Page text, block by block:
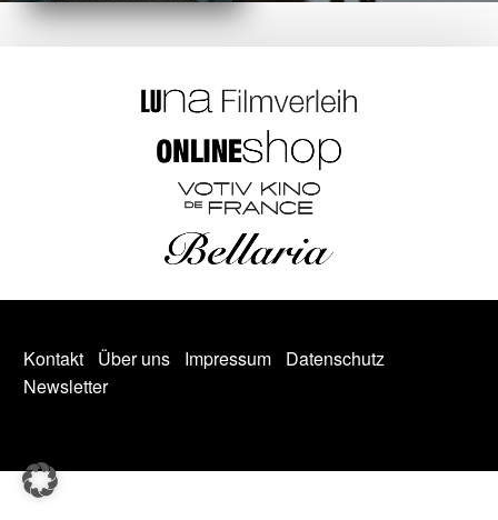
Kontakt Über uns Impressum
Datenschutz
Newsletter